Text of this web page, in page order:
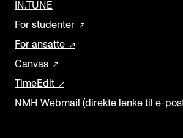
IN.TUNE
For studenter
For ansatte
Canvas
TimeEdit
NMH Webmail (direkte lenke til e-